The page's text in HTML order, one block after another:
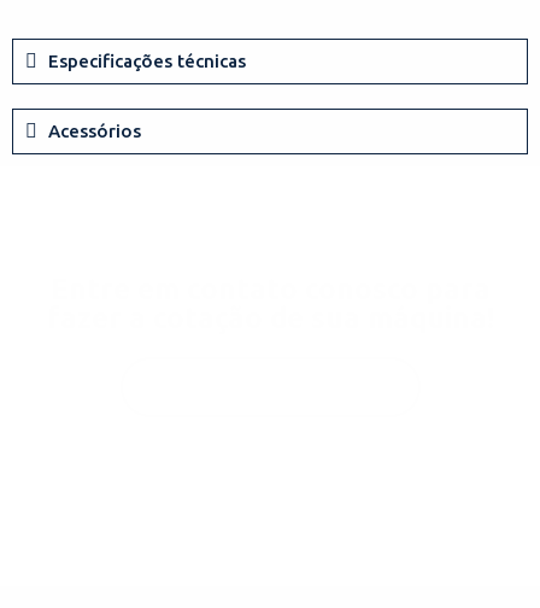
Especificações técnicas
Acessórios